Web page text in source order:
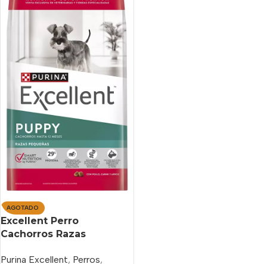
AGOTADO
Excellent Perro
Cachorros Razas
Purina Excellent, Perros,